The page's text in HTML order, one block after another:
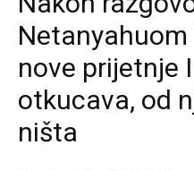
nove prijetnje
otkucava, od
ništa